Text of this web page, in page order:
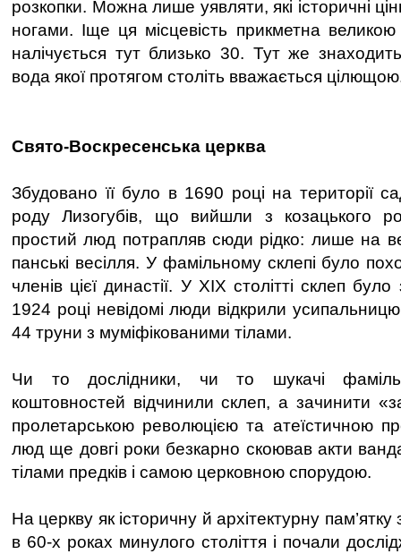
розкопки. Можна лише уявляти, які історичні
ногами. Іще ця місцевість прикметна великою
налічується тут близько 30. Тут же
вода якої протягом століть вважається
Свято-Воскресенська церква
Збудовано її було в 1690 році на території
роду Лизогубів, що вийшли з козацького
простий люд потрапляв сюди рідко: лише на
панські весілля. У фамільному склепі було
членів цієї династії. У ХІХ столітті склеп
1924 році невідомі люди відкрили
44 труни з муміфікованими тілами.
Чи то дослідники, чи то шукачі
коштовностей відчинили склеп, а зачинити
пролетарською революцією та атеїстичною
люд ще довгі роки безкарно скоював акти
тілами предків і самою церковною спорудою.
На церкву як історичну й архітектурну
в 60-х роках минулого століття і почали